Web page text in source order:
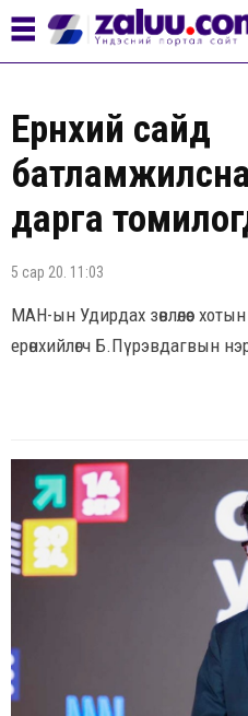
Ерөнхий сайд
дарга
5 сар 20. 11:03
МАН-ын Удирдах зөвлөлөөс
ерөнхийлөгч Б.Пүрэвдагвын